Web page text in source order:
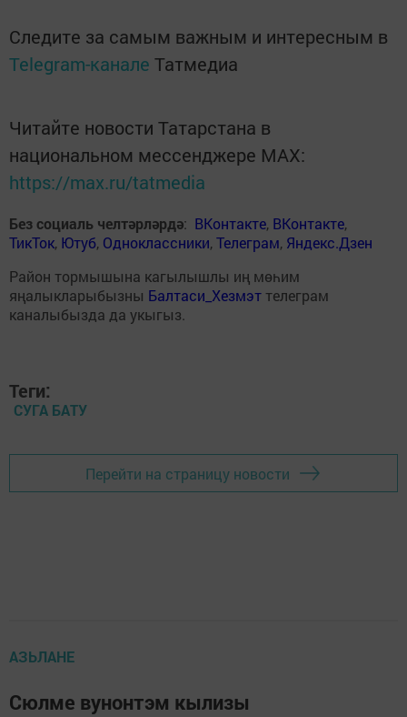
Следите за самым важным и интересным в
Telegram-канале Татмедиа
Читайте новости Татарстана в
национальном мессенджере MАХ:
https://max.ru/tatmedia
Без социаль челтәрләрдә: ВКонтакте, ВКонтакте,
ТикТок, Ютуб, Одноклассники,Телеграм, Яндекс.Дзен
Район тормышына кагылышлы иң мөһим
яңалыкларыбызны Балтаси_Хезмэт телеграм
каналыбызда да укыгыз.
Теги:
СУГА БАТУ
Перейти на страницу новости
АЗЬЛАНЕ
Сюлме вунонтэм кылизы